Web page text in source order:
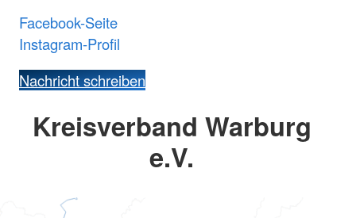
Facebook-Seite
Instagram-Profil
Nachricht schreiben
Kreisverband Warburg
e.V.